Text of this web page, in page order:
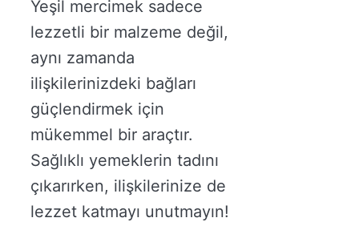
Yeşil mercimek sadece
lezzetli bir malzeme değil,
aynı zamanda
ilişkilerinizdeki bağları
güçlendirmek için
mükemmel bir araçtır.
Sağlıklı yemeklerin tadını
çıkarırken, ilişkilerinize de
lezzet katmayı unutmayın!